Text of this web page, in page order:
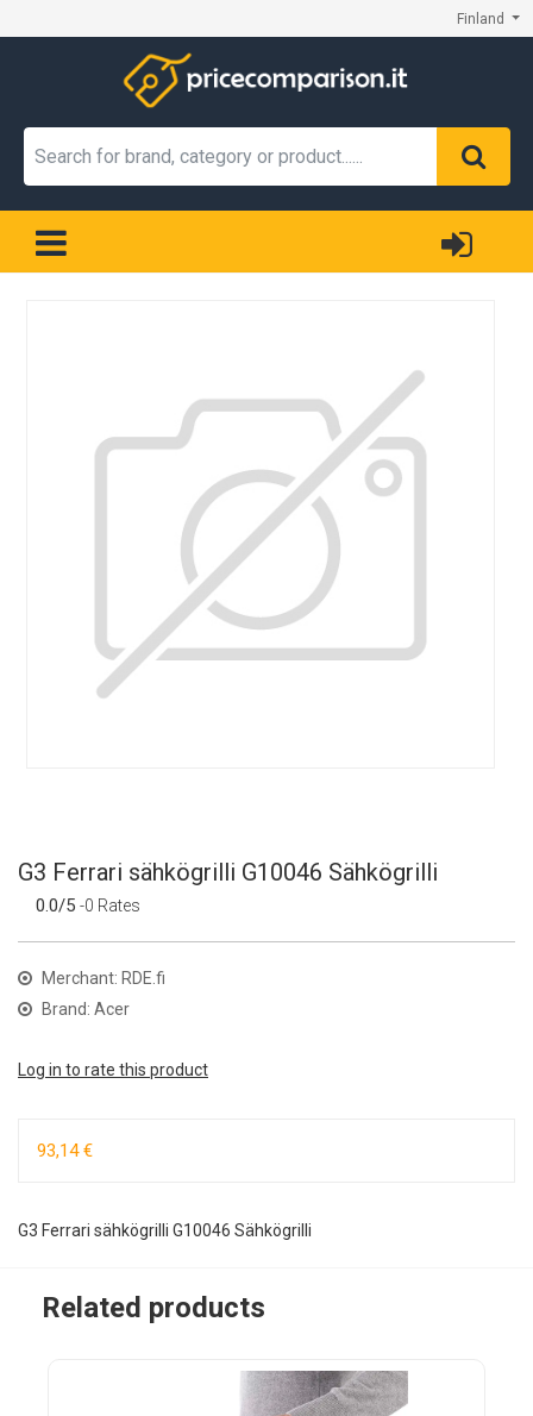
Finland
G3 Ferrari sähkögrilli G10046 Sähkögrilli
0.0/5 -0 Rates
Merchant: RDE.fi
Brand: Acer
Log in to rate this product
93,14 €
G3 Ferrari sähkögrilli G10046 Sähkögrilli
Related products